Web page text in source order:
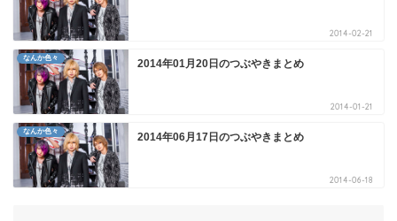
2014-02-21
なんか色々 2014年01月20日のつぶやきまとめ
2014-01-21
なんか色々 2014年06月17日のつぶやきまとめ
2014-06-18